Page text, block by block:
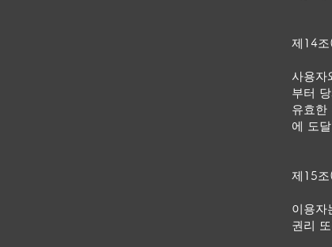
제14
사용자
부터
유효한
에 도
제15
이용자
권리